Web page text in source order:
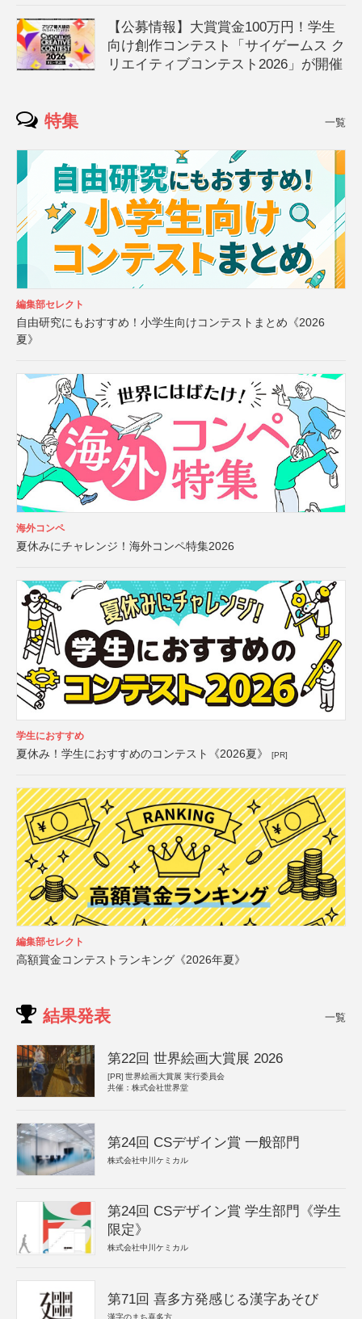
【公募情報】大賞賞金100万円！学生
向け創作コンテスト「サイゲームス ク
リエイティブコンテスト2026」が開催
特集 一覧
編集部セレクト
自由研究にもおすすめ！小学生向けコンテストまとめ《2026
夏》
海外コンペ
夏休みにチャレンジ！海外コンペ特集2026
学生におすすめ
夏休み！学生におすすめのコンテスト《2026夏》 [PR]
編集部セレクト
高額賞金コンテストランキング《2026年夏》
結果発表 一覧
第22回 世界絵画大賞展 2026
[PR] 世界絵画大賞展 実行委員会
共催：株式会社世界堂
第24回 CSデザイン賞 一般部門
株式会社中川ケミカル
第24回 CSデザイン賞 学生部門《学生
限定》
株式会社中川ケミカル
第71回 喜多方発感じる漢字あそび
漢字のまち喜多方